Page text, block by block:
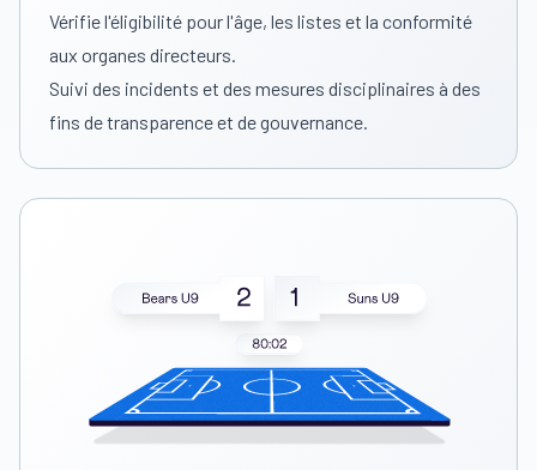
Vérifie l'éligibilité pour l'âge, les listes et la conformité
aux organes directeurs.
Suivi des incidents et des mesures disciplinaires à des
fins de transparence et de gouvernance.